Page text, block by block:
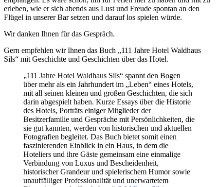
erleben, wie er sich abends aus Lust und Freude spontan an den
Flügel in unserer Bar setzen und darauf los spielen würde.
Wir danken Ihnen für das Gespräch.
Gern empfehlen wir Ihnen das Buch „111 Jahre Hotel Waldhaus
Sils“ mit Geschichte und Geschichten über das Hotel.
„111 Jahre Hotel Waldhaus Sils“ spannt den Bogen
über mehr als ein Jahrhundert im „Leben“ eines Hotels,
mit all seinen kleinen und großen Geschichten, die sich
darin abgespielt haben. Kurze Essays über die Historie
des Hotels, Porträts einiger Mitglieder der
Besitzerfamilie und Gespräche mit Persönlichkeiten, die
sie gut kannten, werden von historischen und aktuellen
Fotografien begleitet. Das Buch bietet somit einen
faszinierenden Einblick in ein Haus, in dem die
Hoteliers und ihre Gäste gemeinsam eine einmalige
Verbindung von Luxus und Bescheidenheit,
historischer Grandeur und spielerischem Humor sowie
unauffälliger Professionalität und unerwartetem